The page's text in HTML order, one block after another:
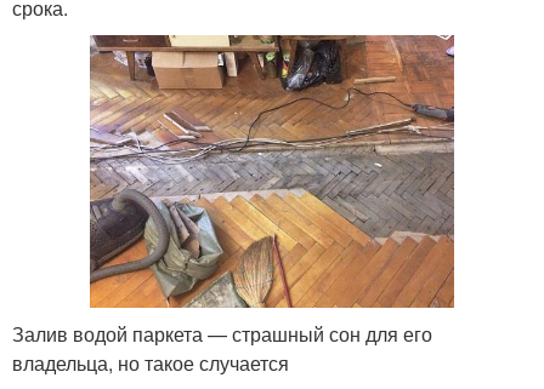
срока.
Залив водой паркета — страшный сон для его
владельца, но такое случается